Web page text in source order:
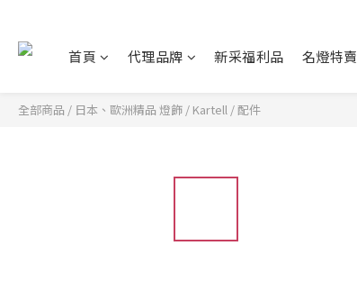
首頁 代理品牌 新采福利品 名燈特賣
全部商品 / 日本、歐洲精品 燈飾 / Kartell /配件